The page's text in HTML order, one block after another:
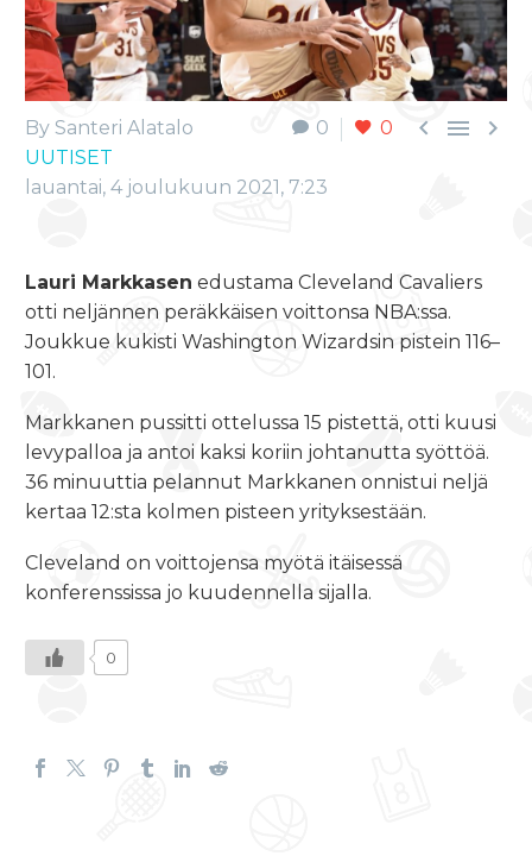
0 0   
By Santeri Alatalo
UUTISET
lauantai, 4 joulukuun 2021, 7:23
Lauri Markkasen edustama Cleveland Cavaliers
otti neljännen peräkkäisen voittonsa NBA:ssa.
Joukkue kukisti Washington Wizardsin pistein 116–
101.
Markkanen pussitti ottelussa 15 pistettä, otti kuusi
levypalloa ja antoi kaksi koriin johtanutta syöttöä.
36 minuuttia pelannut Markkanen onnistui neljä
kertaa 12:sta kolmen pisteen yrityksestään.
Cleveland on voittojensa myötä itäisessä
konferenssissa jo kuudennella sijalla.
0